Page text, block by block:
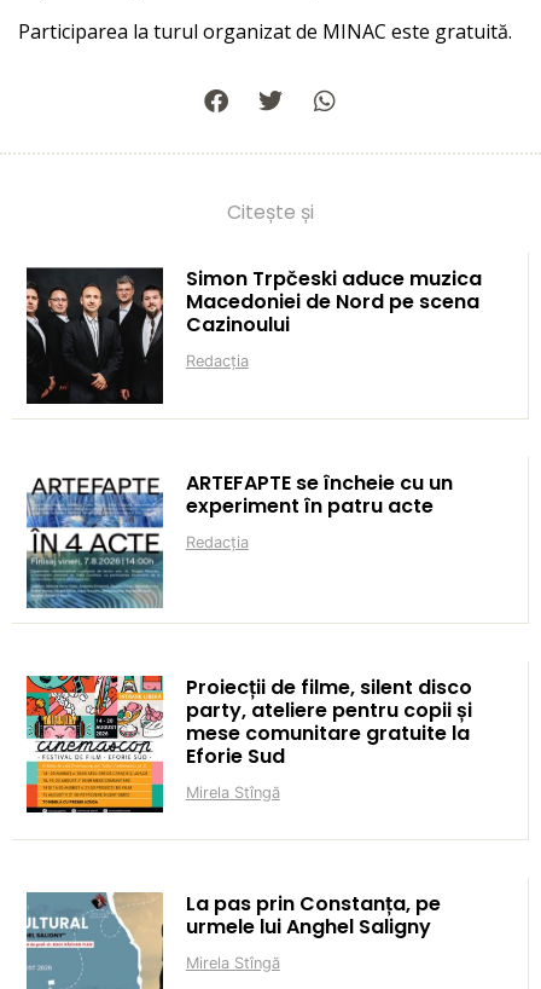
Participarea la turul organizat de MINAC este gratuită.
Citește și
Simon Trpčeski aduce muzica
Macedoniei de Nord pe scena
Cazinoului
Redacția
ARTEFAPTE se încheie cu un
experiment în patru acte
Redacția
Proiecții de filme, silent disco
party, ateliere pentru copii și
mese comunitare gratuite la
Eforie Sud
Mirela Stîngă
La pas prin Constanța, pe
urmele lui Anghel Saligny
Mirela Stîngă